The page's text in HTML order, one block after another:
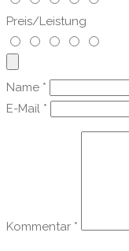
Preis/Leistung
Name *
E-Mail *
Kommentar *